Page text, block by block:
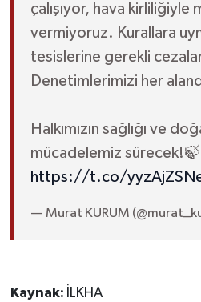
çalışıyor, hava
vermiyoruz. Kurallara
tesislerine gerekli
Denetimlerimizi her
Halkımızın sağlığı ve
mücadelemiz sürecek!🍃
https://t.co/
— Murat KURUM
Kaynak: İLKHA